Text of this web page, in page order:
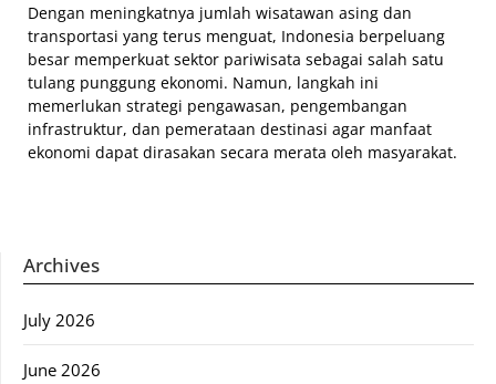
Dengan meningkatnya jumlah wisatawan asing dan
transportasi yang terus menguat, Indonesia berpeluang
besar memperkuat sektor pariwisata sebagai salah satu
tulang punggung ekonomi. Namun, langkah ini
memerlukan strategi pengawasan, pengembangan
infrastruktur, dan pemerataan destinasi agar manfaat
ekonomi dapat dirasakan secara merata oleh masyarakat.
Archives
July 2026
June 2026